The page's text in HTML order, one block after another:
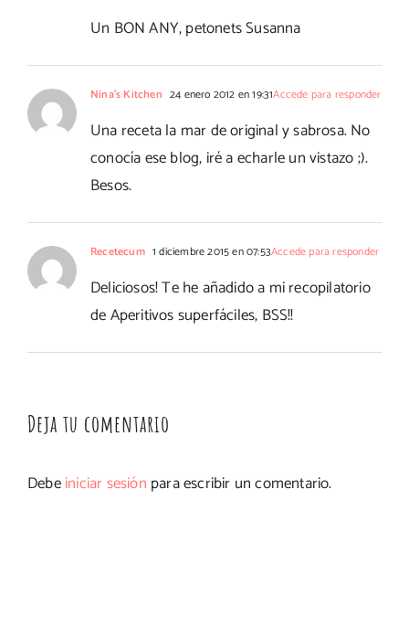
Un BON ANY, petonets Susanna
Nina's Kitchen 24 enero 2012 en 19:31Accede para responder
Una receta la mar de original y sabrosa. No
conocía ese blog, iré a echarle un vistazo ;).
Besos.
Recetecum 1 diciembre 2015 en 07:53Accede para responder
Deliciosos! Te he añadido a mi recopilatorio
de Aperitivos superfáciles, BSS!!
Deja tu comentario
Debeiniciar sesión para escribir un comentario.